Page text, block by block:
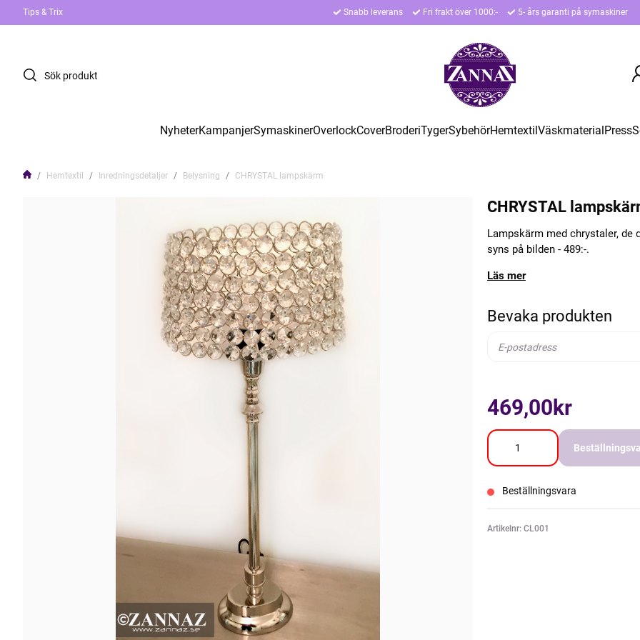
Tips & Trix Snabb leverans Fri frakt över 1000:- 5- års garanti på symaskiner
NyheterKampanjerSymaskinerOverlockCoverBroderiTygerSybehörHemtextilVäskmaterialPress
Hemtextil Inredningsdetaljer Belysning CHRYSTAL lampskärm
CHRYSTAL
Lampskärm med chrystaler,
syns på bilden - 489:-.
Läs mer
Bevaka produkten
469,00kr
Beställningsvara
Artikelnr: CL001